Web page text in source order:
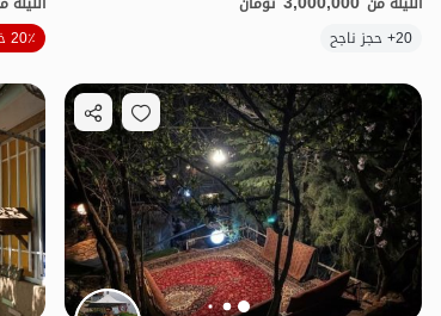
20+ حجز ناجح
20٪ خصم في اللحظة الأخيرة